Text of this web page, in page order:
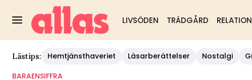
LIVSÖDEN TRÄDGÅRD
Lästips: Hemtjänsthaveriet Läsarberättelser Nostalgi
BARAENSIFFRA